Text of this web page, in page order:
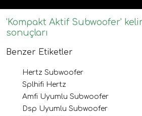
'Kompakt Aktif Subwoofer'
sonuçları
Benzer Etiketler
Hertz Subwoofer
Splhifi Hertz
Amfi Uyumlu Subwoofer
Dsp Uyumlu Subwoofer